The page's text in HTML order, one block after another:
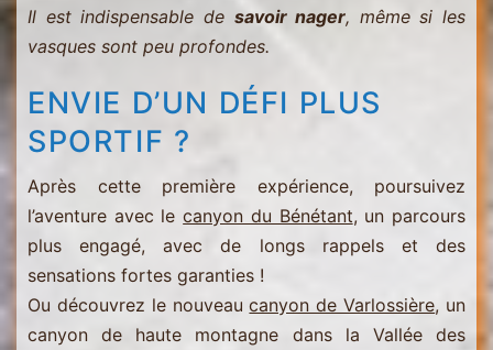
Il est indispensable de savoir nager, même si les
vasques sont peu profondes.
ENVIE D’UN DÉFI PLUS
SPORTIF ?
Après cette première expérience, poursuivez
l’aventure avec lecanyon du Bénétant, un parcours
plus engagé, avec de longs rappels et des
sensations fortes garanties !
Ou découvrez le nouveaucanyon de Varlossière, un
canyon de haute montagne dans la Vallée des